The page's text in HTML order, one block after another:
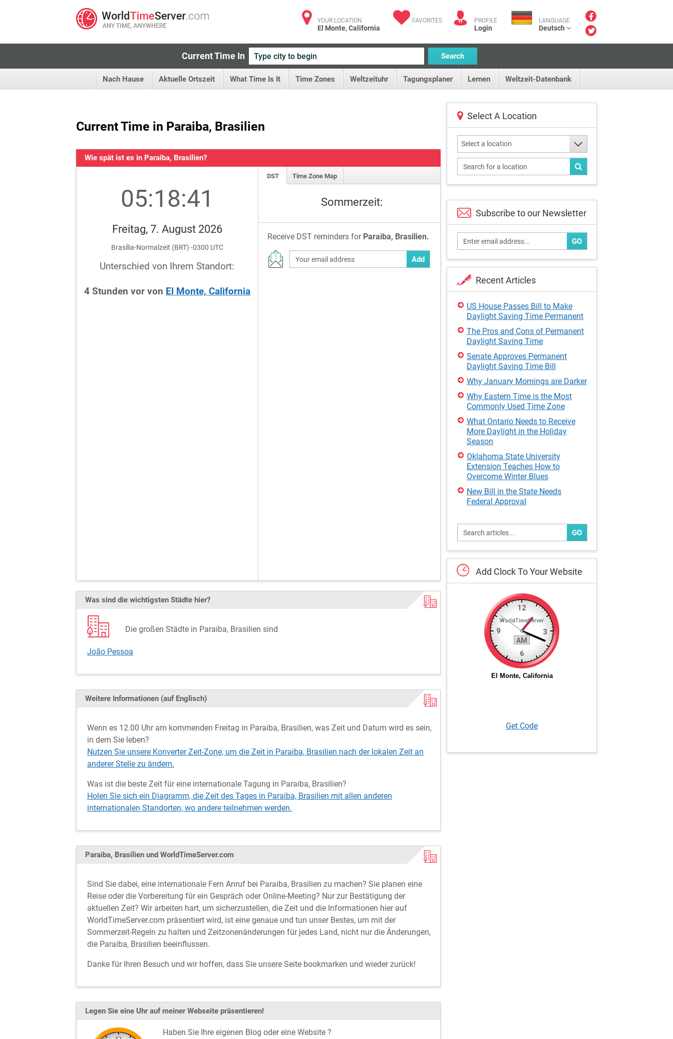
YOUR LOCATION
El Monte, California
FAVORITES PROFILE
Login
LANGUAGE
Deutsch
Current Time In Search
Nach Hause Aktuelle Ortszeit What Time Is It Time Zones Weltzeituhr Tagungsplaner Lernen Weltzeit-Datenbank
Current Time in Paraiba, Brasilien
Wie spät ist es in Paraiba, Brasilien?
05:18:42
Freitag, 7. August 2026
Brasília-Normalzeit (BRT) -0300 UTC
Unterschied von Ihrem Standort:
4 Stunden vor von El Monte, California
DST Time Zone Map
Sommerzeit:
Receive DST reminders for Paraiba, Brasilien.
Add
Was sind die wichtigsten Städte hier?
Die großen Städte in Paraiba, Brasilien sind
João Pessoa
Weitere Informationen (auf Englisch)
Wenn es 12.00 Uhr am kommenden Freitag in Paraiba, Brasilien, was Zeit und Datum wird es sein,
in dem Sie leben?
Nutzen Sie unsere Konverter Zeit-Zone, um die Zeit in Paraiba, Brasilien nach der lokalen Zeit an
anderer Stelle zu ändern.
Was ist die beste Zeit für eine internationale Tagung in Paraiba, Brasilien?
Holen Sie sich ein Diagramm, die Zeit des Tages in Paraiba, Brasilien mit allen anderen
internationalen Standorten, wo andere teilnehmen werden.
Paraiba, Brasilien und WorldTimeServer.com
Sind Sie dabei, eine internationale Fern Anruf bei Paraiba, Brasilien zu machen? Sie planen eine
Reise oder die Vorbereitung für ein Gespräch oder Online-Meeting? Nur zur Bestätigung der
aktuellen Zeit? Wir arbeiten hart, um sicherzustellen, die Zeit und die Informationen hier auf
WorldTimeServer.com präsentiert wird, ist eine genaue und tun unser Bestes, um mit der
Sommerzeit-Regeln zu halten und Zeitzonenänderungen für jedes Land, nicht nur die Änderungen,
die Paraiba, Brasilien beeinflussen.
Danke für Ihren Besuch und wir hoffen, dass Sie unsere Seite bookmarken und wieder zurück!
Legen Sie eine Uhr auf meiner Webseite präsentieren!
Haben Sie Ihre eigenen Blog oder eine Website ?
Select A Location
Select a location
Subscribe to our Newsletter
GO
Recent Articles
US House Passes Bill to Make
Daylight Saving Time Permanent
The Pros and Cons of Permanent
Daylight Saving Time
Senate Approves Permanent
Daylight Saving Time Bill
Why January Mornings are Darker
Why Eastern Time is the Most
Commonly Used Time Zone
What Ontario Needs to Receive
More Daylight in the Holiday
Season
Oklahoma State University
Extension Teaches How to
Overcome Winter Blues
New Bill in the State Needs
Federal Approval
GO
Add ClockToYourWebsite
Get Code